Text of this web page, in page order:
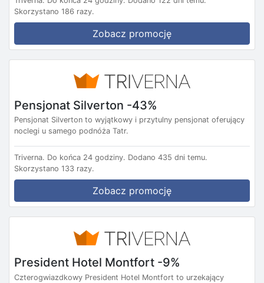
Skorzystano 186 razy.
Zobacz promocję
Pensjonat Silverton -43%
Pensjonat Silverton to wyjątkowy i przytulny pensjonat oferujący
noclegi u samego podnóża Tatr.
Triverna. Do końca 24 godziny. Dodano 435 dni temu.
Skorzystano 133 razy.
Zobacz promocję
President Hotel Montfort -9%
Czterogwiazdkowy President Hotel Montfort to urzekający